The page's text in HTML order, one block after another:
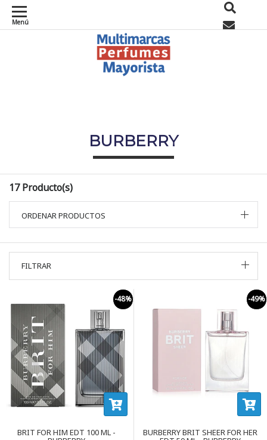
Menú
BURBERRY
17 Producto(s)
ORDENAR PRODUCTOS
FILTRAR
-48%
BRIT FOR HIM EDT 100 ML -
-49%
BURBERRY BRIT SHEER FOR HER